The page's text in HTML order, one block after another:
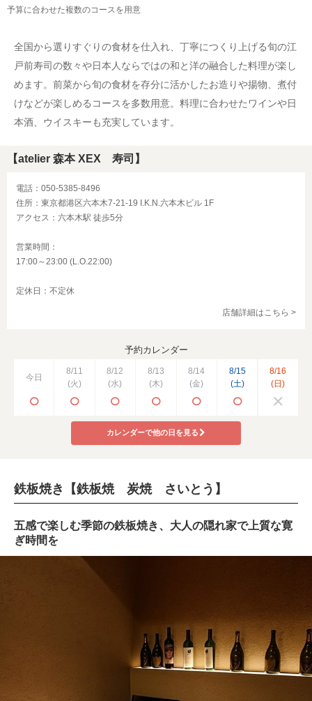
予算に合わせた複数のコースを用意
全国から選りすぐりの食材を仕入れ、丁寧につくり上げる旬の江
戸前寿司の数々や日本人ならではの和と洋の融合した料理が楽し
めます。前菜から旬の食材を存分に活かしたお造りや揚物、煮付
けなどが楽しめるコースを多数用意。料理に合わせたワインや日
本酒、ウイスキーも充実しています。
【atelier 森本 XEX 寿司】
電話：050-5385-8496
住所：東京都港区六本木7-21-19 I.K.N.六本木ビル 1F
アクセス：六本木駅 徒歩5分
営業時間：
17:00～23:00 (L.O.22:00)
定休日：不定休
店舗詳細はこちら >
予約カレンダー
今日
8/11
(火)
8/12
(水)
8/13
(木)
8/14
(金)
8/15
(土)
8/16
(日)
カレンダーで他の日を見る
鉄板焼き【鉄板焼 炭焼 さいとう】
五感で楽しむ季節の鉄板焼き、大人の隠れ家で上質な寛
ぎ時間を